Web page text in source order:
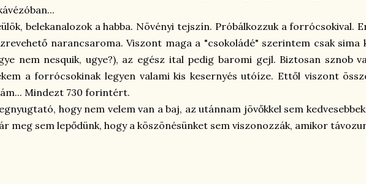
belekanalozok a habba. Növényi tejszín. Próbálkozzuk a forrócsokival.
narancsaroma. Viszont maga a "csokoládé" szerintem csak sima
nem nesquik, ugye?), az egész ital pedig baromi gejl. Biztosan sznob
a forrócsokinak legyen valami kis kesernyés utóíze. Ettől viszont
Mindezt 730 forintért.
hogy nem velem van a baj, az utánnam jövőkkel sem
meg sem lepődünk, hogy a köszönésünket sem viszonozzák, amikor